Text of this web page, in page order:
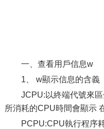
一、查看用戶信息w
1、 w顯示信息的含義
JCPU:以終端代號來
所消耗的CPU時間會顯示
PCPU:CPU執行程序